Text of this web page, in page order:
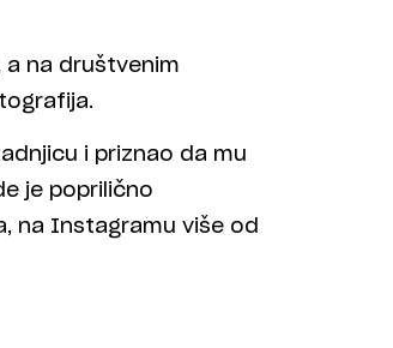
a na društvenim
i priznao da mu
je poprilično
na Instagramu više od